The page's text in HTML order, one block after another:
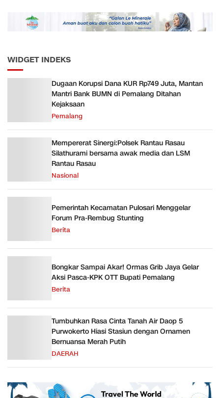
Semester 1 Tahun 2026
WIDGET INDEKS
Dugaan Korupsi Dana KUR Rp749 Juta, Mantan
Mantri Bank BUMN di Pemalang Ditahan
Kejaksaan
Pemalang
Mempererat Sinergi:Polsek Rantau Rasau
Silathurami bersama awak media dan LSM
Rantau Rasau
Nasional
Pemerintah Kecamatan Pulosari Menggelar
Forum Pra-Rembug Stunting
Berita
Bongkar Sampai Akar! Ormas Grib Jaya Gelar
Aksi Pasca-KPK OTT Bupati Pemalang
Berita
Tumbuhkan Rasa Cinta Tanah Air Daop 5
Purwokerto Hiasi Stasiun dengan Ornamen
Bernuansa Merah Putih
DAERAH